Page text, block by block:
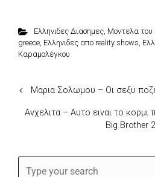
Ελληνιδες Διασημες, Μοντελα του
greece, Ελληνιδες απο reality shows,
Καραμολέγκου
Μαρια Σολωμου – Οι σεξυ
Ανχελιτα – Αυτο ειναι το
Big Brother 2